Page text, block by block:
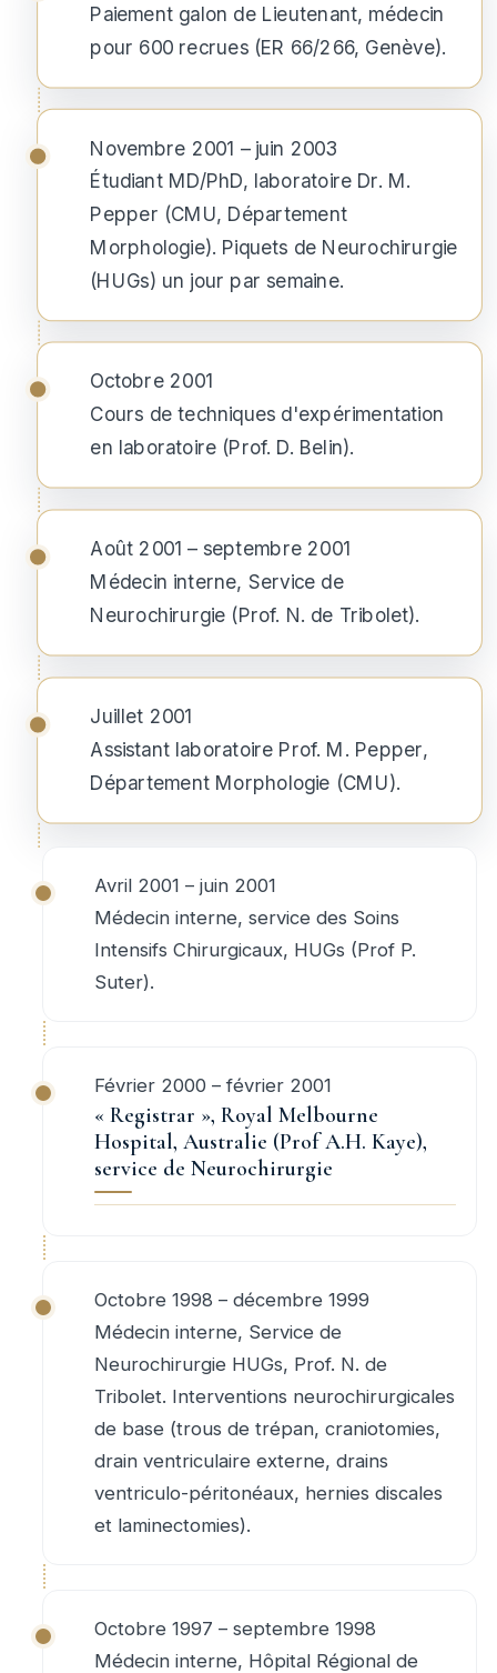
Paiement galon de Lieutenant, médecin
pour 600 recrues (ER 66/266, Genève).
Novembre 2001 – juin 2003
Étudiant MD/PhD, laboratoire Dr. M.
Pepper (CMU, Département
Morphologie). Piquets de Neurochirurgie
(HUGs) un jour par semaine.
Octobre 2001
Cours de techniques d'expérimentation
en laboratoire (Prof. D. Belin).
Août 2001 – septembre 2001
Médecin interne, Service de
Neurochirurgie (Prof. N. de Tribolet).
Juillet 2001
Assistant laboratoire Prof. M. Pepper,
Département Morphologie (CMU).
Avril 2001 – juin 2001
Médecin interne, service des Soins
Intensifs Chirurgicaux, HUGs (Prof P.
Suter).
Février 2000 – février 2001
« Registrar », Royal Melbourne
Hospital, Australie (Prof A.H. Kaye),
service de Neurochirurgie
Octobre 1998 – décembre 1999
Médecin interne, Service de
Neurochirurgie HUGs, Prof. N. de
Tribolet. Interventions neurochirurgicales
de base (trous de trépan, craniotomies,
drain ventriculaire externe, drains
ventriculo-péritonéaux, hernies discales
et laminectomies).
Octobre 1997 – septembre 1998
Médecin interne, Hôpital Régional de